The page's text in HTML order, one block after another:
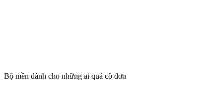
Bộ mền dành cho những ai quá cô đơn